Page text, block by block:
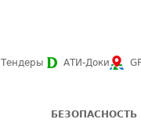
Тендеры АТИ-Доки
БЕЗОПАСНОСТЬ